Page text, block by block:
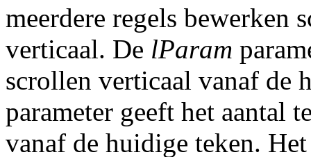
meerdere regels bewerken
verticaal. De lParam
scrollen verticaal vanaf de
parameter geeft het aantal
vanaf de huidige teken.